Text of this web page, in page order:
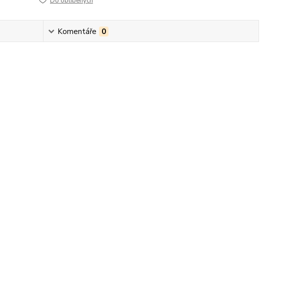
Komentáře 0